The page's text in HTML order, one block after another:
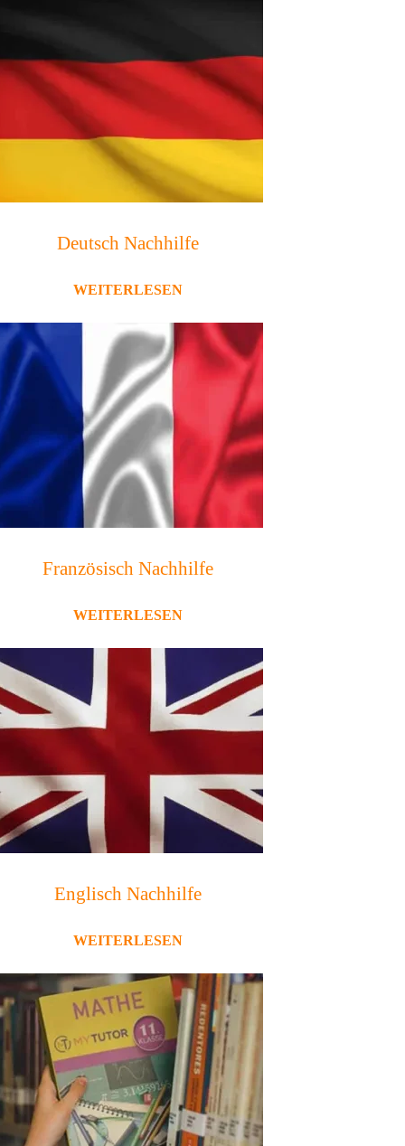
Deutsch Nachhilfe
WEITERLESEN
Französisch Nachhilfe
WEITERLESEN
Englisch Nachhilfe
WEITERLESEN